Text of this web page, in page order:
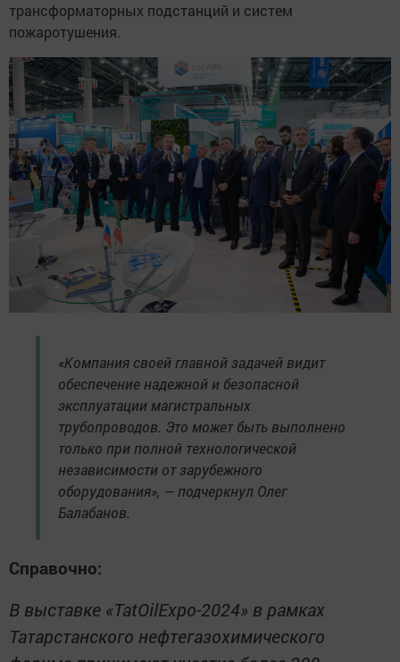
трансформаторных подстанций и систем
пожаротушения.
«Компания своей главной задачей видит
обеспечение надежной и безопасной
эксплуатации магистральных
трубопроводов. Это может быть выполнено
только при полной технологической
независимости от зарубежного
оборудования», — подчеркнул Олег
Балабанов.
Справочно:
В выставке «TatOilExpo-2024» в рамках
Татарстанского нефтегазохимического